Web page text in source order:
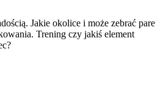
Jakie okolice i może zebrać pare
Trening czy jakiś element